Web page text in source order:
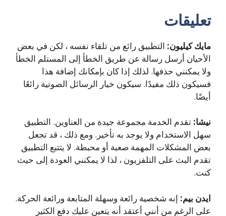
تعليقات
مايك كيليون: التطبيق رائع من تلقاء نفسه ، لكن في بعض
الأحيان أرسل رسالة عن طريق الخطأ إلى المستلم الخطأ
ولا يمكنني حذفها. لذلك إذا كان بإمكانك إضافة هذا
فسيكون ذلك مفيدًا. سيكون خيار الرسائل الصوتية رائعًا
أيضًا.
نيشا: تقدم الخدمة مجموعة جيدة من العناوين. التطبيق
سهل الاستخدام ولا يوجد به تأخير. ومع ذلك ، قد تجعل
بعض المشكلات المهمة صعبة أو محبطة. لا يتتبع التطبيق
تقدم البث على التلفزيون ، لذا لا يمكنني العودة إلى حيث
كنت.
ايدن بيم: إنه شخصية رائعة وسهلة المتابعة ورائعة الحركة.
على الرغم من أنني أعتقد أنه يتعين عليك دفع الكثير